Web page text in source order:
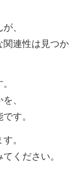
、
関連性は見つか
、
す。
。
ください。